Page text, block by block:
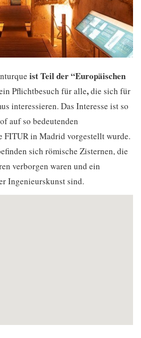
ist Teil der “Europäischen
Pflichtbesuch für alle,die sich für
interessieren. Das Interesse ist so
auf so bedeutenden
FITUR in Madrid vorgestellt wurde.
sich römische Zisternen, die
verborgen waren und ein
Ingenieurskunst sind.